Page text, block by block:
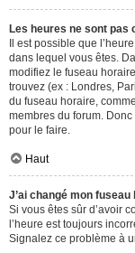
Les heures ne sont pas
Il est possible que
dans lequel vous êtes.
modifiez le fuseau
trouvez (ex : Londres,
du fuseau horaire,
membres du forum. Donc
pour le faire.
Haut
J’ai changé mon
Si vous êtes sûr d’avoir
l’heure est toujours
Signalez ce problème à